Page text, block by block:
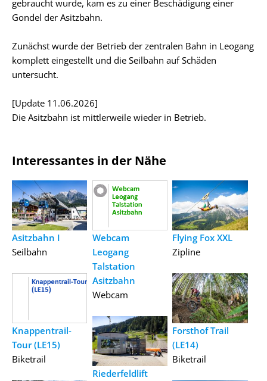
gebraucht wurde, kam es zu einer Beschädigung einer
Gondel der Asitzbahn.
Zunächst wurde der Betrieb der zentralen Bahn in Leogang
komplett eingestellt und die Seilbahn auf Schäden
untersucht.
[Update 11.06.2026]
Die Asitzbahn ist mittlerweile wieder in Betrieb.
Interessantes in der Nähe
Asitzbahn I
Seilbahn
Knappentrail-
Tour (LE15)
Biketrail
Webcam
Leogang
Talstation
Asitzbahn
Webcam
Riederfeldlift
Flying Fox XXL
Zipline
Forsthof Trail
(LE14)
Biketrail